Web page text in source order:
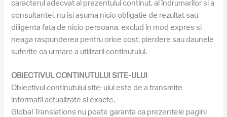
caracterul adecvat al prezentului continut, al îndrumarilor si a
consultantei, nu îsi asuma nicio obligatie de rezultat sau
diligenta fata de nicio persoana, exclud în mod expres si
neaga raspunderea pentru orice cost, pierdere sau daunele
suferite ca urmare a utilizarii continutului.
OBIECTIVUL CONTINUTULUI SITE-ULUI
Obiectivul continutului site-ului este de a transmite
informatii actualizate si exacte.
Global Translations nu poate garanta ca prezentele pagini